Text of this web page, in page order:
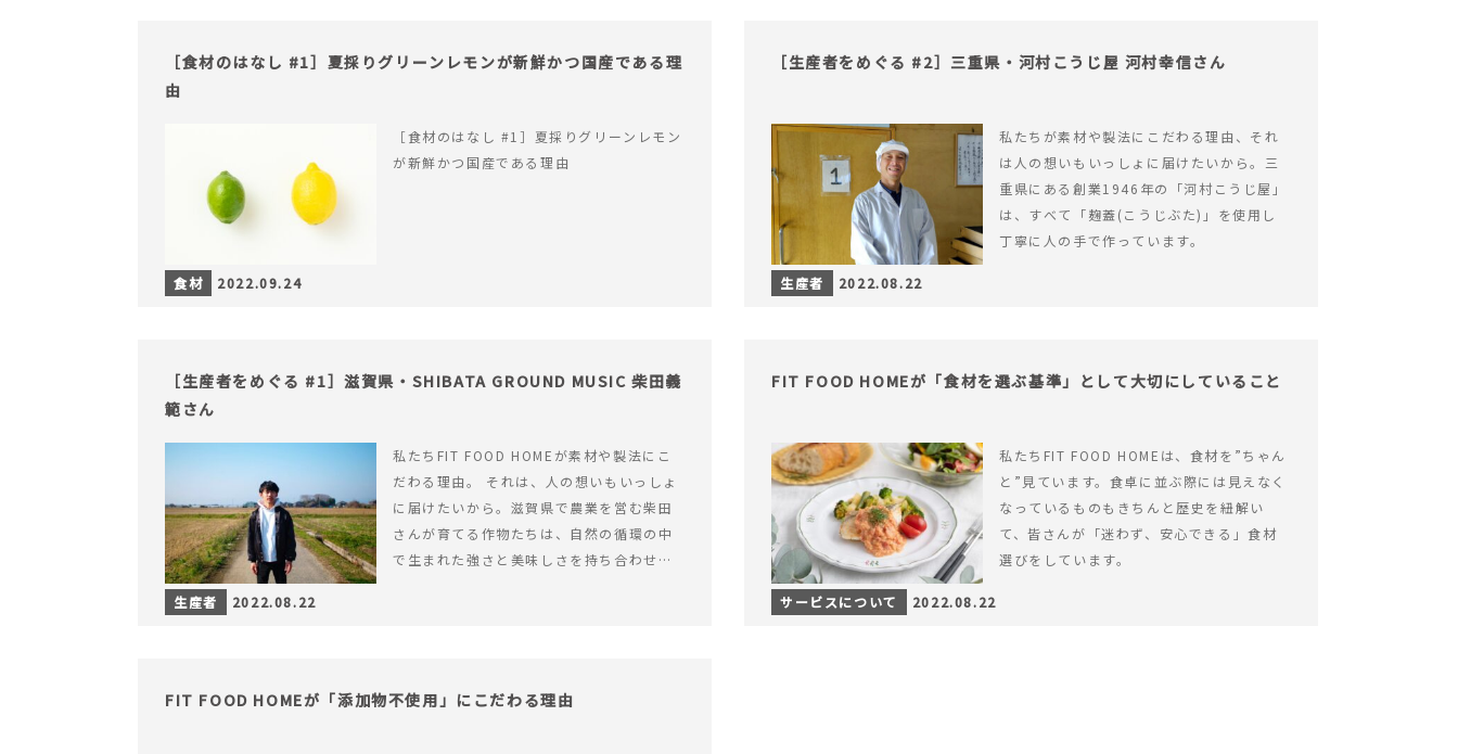
［食材のはなし #1］夏採りグリーンレモンが新鮮かつ国産である理
由
［食材のはなし #1］夏採りグリーンレモン
が新鮮かつ国産である理由
食材 2022.09.24
［生産者をめぐる #2］三重県・河村こうじ屋 河村幸信さん
私たちが素材や製法にこだわる理由、それ
は人の想いもいっしょに届けたいから。三
重県にある創業1946年の「河村こうじ屋」
は、すべて「麹蓋(こうじぶた)」を使用し
丁寧に人の手で作っています。
生産者 2022.08.22
［生産者をめぐる #1］滋賀県・SHIBATA GROUND MUSIC 柴田義
範さん
私たちFIT FOOD HOMEが素材や製法にこ
だわる理由。 それは、人の想いもいっしょ
に届けたいから。滋賀県で農業を営む柴田
さんが育てる作物たちは、自然の循環の中
で生まれた強さと美味しさを持ち合わせて
生産者
2022.08.22
FIT FOOD HOMEが「食材を選ぶ基準」として大切にしていること
私たちFIT FOOD HOMEは、食材を”ちゃん
と”見ています。食卓に並ぶ際には見えなく
なっているものもきちんと歴史を紐解い
て、皆さんが「迷わず、安心できる」食材
選びをしています。
サービスについて 2022.08.22
FIT FOOD HOMEが「添加物不使用」にこだわる理由